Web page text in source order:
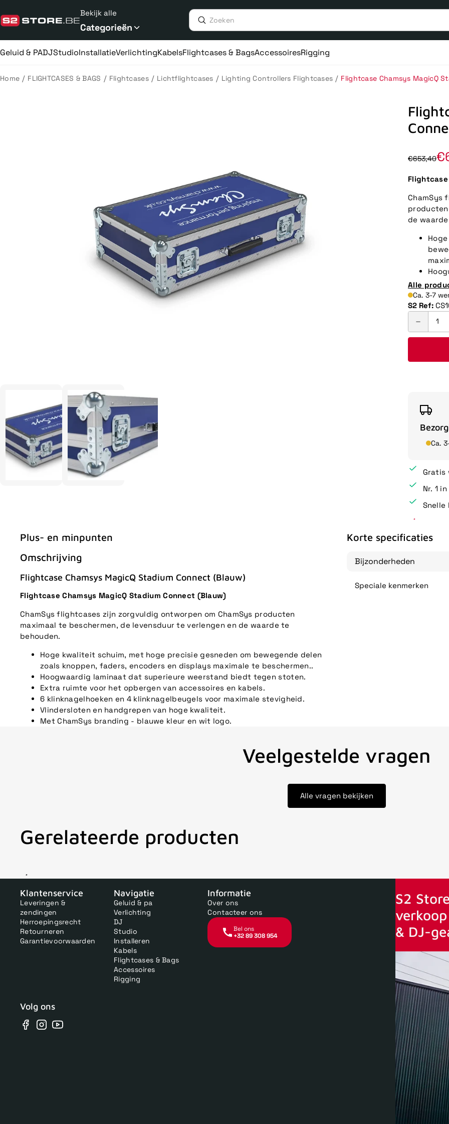
naar
de
Bekijk alle
Categorieën
Geluid & PADJStudioInstallatieVerlichtingKabelsFlightcases & BagsAccessoiresRigging
Home / FLIGHTCASES & BAGS / Flightcases / Lichtflightcases / Lighting Controllers Flightcases / Flightcase Chamsys MagicQ
€653,40
ChamSys
de
Alle
Ca. 3-7
S2 Ref:
Ca.
Gratis
Nr. 1
Snelle
Plus- en minpunten
Omschrijving
Flightcase Chamsys MagicQ Stadium Connect (Blauw)
Flightcase Chamsys MagicQ Stadium Connect (Blauw)
ChamSys flightcases zijn zorgvuldig ontworpen om ChamSys producten
maximaal te beschermen, de levensduur te verlengen en de waarde te
behouden.
Hoge kwaliteit schuim, met hoge precisie gesneden om bewegende delen
zoals knoppen, faders, encoders en displays maximale te beschermen..
Hoogwaardig laminaat dat superieure weerstand biedt tegen stoten.
Extra ruimte voor het opbergen van accessoires en kabels.
6 klinknagelhoeken en 4 klinknagelbeugels voor maximale stevigheid.
Vlindersloten en handgrepen van hoge kwaliteit.
Met ChamSys branding - blauwe kleur en wit logo.
Korte specificaties
Bijzonderheden
Speciale kenmerken
Veelgestelde vragen
Alle vragen bekijken
Gerelateerde producten
Voor 15uur besteld, zelfde dag verstuurd Echte winkel +35 jaar
Klantenservice
Leveringen &
zendingen
Herroepingsrecht
Retourneren
Garantievoorwaarden
Navigatie
Geluid & pa
Verlichting
DJ
Studio
Installeren
Kabels
Flightcases & Bags
Accessoires
Rigging
Informatie
Over ons
Contacteer ons
Bel ons
+32 89 308 954
Volg ons
Facebook
Instagram
YouTube
S2
& DJ-